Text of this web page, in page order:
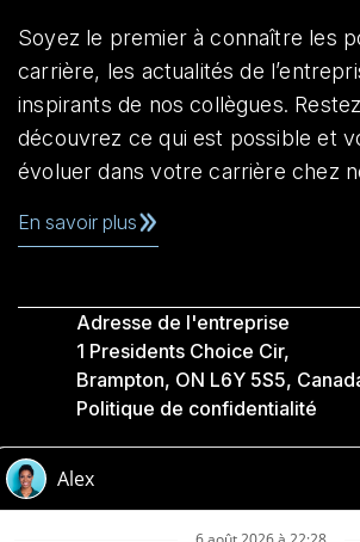
Soyez le premier à connaître les
carrière, les actualités de
inspirants de nos collègues.
découvrez ce qui est possible et
évoluer dans votre carrière chez
En savoir plus
Adresse de l'entreprise
1 Presidents Choice Cir,
Brampton, ON L6Y 5S5,
Politique de confidentialité
Accessibilité